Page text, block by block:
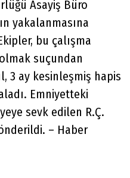
Asayiş Büro
yakalanmasına
bu çalışma
olmak suçundan
3 ay kesinleşmiş hapis
Emniyetteki
sevk edilen R.Ç.
– Haber